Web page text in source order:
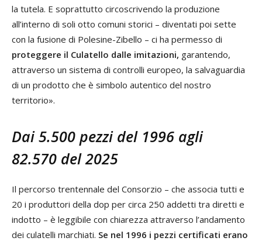
la tutela. E soprattutto circoscrivendo la produzione
all’interno di soli otto comuni storici – diventati poi sette
con la fusione di Polesine-Zibello – ci ha permesso di
proteggere il Culatello dalle imitazioni, garantendo,
attraverso un sistema di controlli europeo, la salvaguardia
di un prodotto che è simbolo autentico del nostro
territorio».
Dai 5.500 pezzi del 1996 agli
82.570 del 2025
Il percorso trentennale del Consorzio – che associa tutti e
20 i produttori della dop per circa 250 addetti tra diretti e
indotto – è leggibile con chiarezza attraverso l’andamento
dei culatelli marchiati. Se nel 1996 i pezzi certificati erano